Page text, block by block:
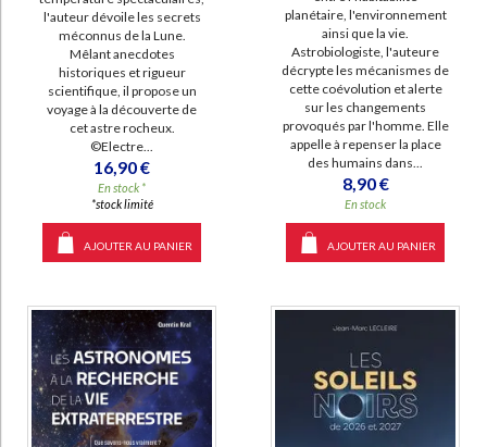
l'auteur dévoile les secrets
méconnus de la Lune.
Mêlant anecdotes
historiques et rigueur
scientifique, il propose un
voyage à la découverte de
cet astre rocheux.
©Electre...
16,90 €
En stock *
*stock limité
AJOUTER AU PANIER
planétaire, l'environnement
ainsi que la vie.
Astrobiologiste, l'auteure
décrypte les mécanismes de
cette coévolution et alerte
sur les changements
provoqués par l'homme. Elle
appelle à repenser la place
des humains dans...
8,90 €
En stock
AJOUTER AU PANIER